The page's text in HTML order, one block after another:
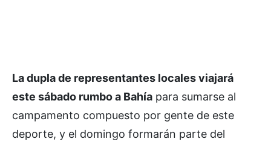
La dupla de representantes locales viajará
este sábado rumbo a Bahía para sumarse al
campamento compuesto por gente de este
deporte, y el domingo formarán parte del